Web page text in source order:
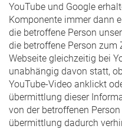
YouTube und Google
Komponente immer dann
die betroffene Person
die betroffene Person zum
Webseite gleichzeitig bei
unabhängig davon statt,
YouTube-Video anklickt
übermittlung dieser
von der betroffenen
übermittlung dadurch